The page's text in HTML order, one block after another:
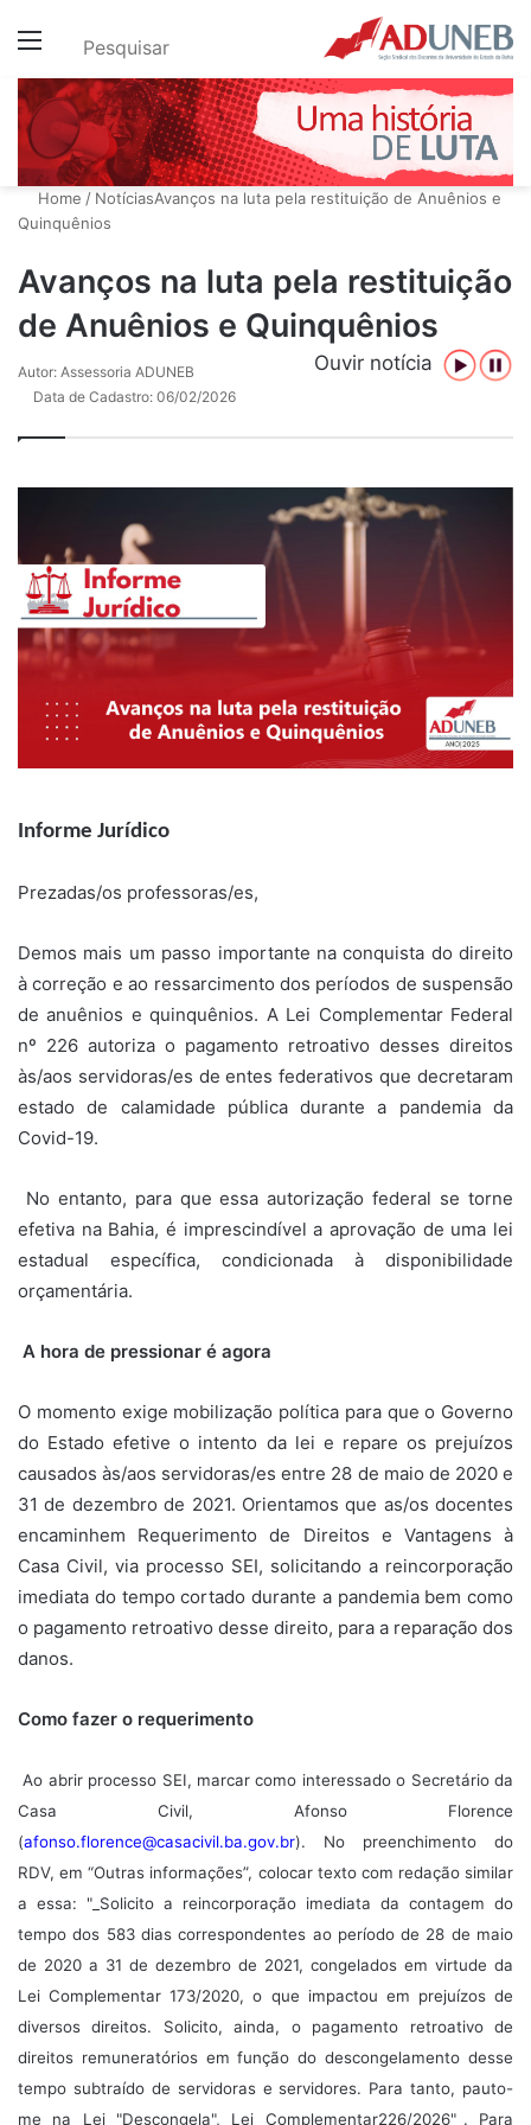
Menu Pesquisar
Home / NotíciasAvanços na luta pela restituição de Anuênios e
Quinquênios
Avanços na luta pela restituição
de Anuênios e Quinquênios
Ouvir notícia
Autor: Assessoria ADUNEB
Data de Cadastro: 06/02/2026
Informe Jurídico
Prezadas/os professoras/es,
Demos mais um passo importante na conquista do direito
à correção e ao ressarcimento dos períodos de suspensão
de anuênios e quinquênios. A Lei Complementar Federal
nº 226 autoriza o pagamento retroativo desses direitos
às/aos servidoras/es de entes federativos que decretaram
estado de calamidade pública durante a pandemia da
Covid-19.
No entanto, para que essa autorização federal se torne
efetiva na Bahia, é imprescindível a aprovação de uma lei
estadual específica, condicionada à disponibilidade
orçamentária.
A hora de pressionar é agora
O momento exige mobilização política para que o Governo
do Estado efetive o intento da lei e repare os prejuízos
causados às/aos servidoras/es entre 28 de maio de 2020 e
31 de dezembro de 2021. Orientamos que as/os docentes
encaminhem Requerimento de Direitos e Vantagens à
Casa Civil, via processo SEI, solicitando a reincorporação
imediata do tempo cortado durante a pandemia bem como
o pagamento retroativo desse direito, para a reparação dos
danos.
Como fazer o requerimento
Ao abrir processo SEI, marcar como interessado o Secretário da
Casa Civil, Afonso Florence
(afonso.florence@casacivil.ba.gov.br). No preenchimento do
RDV, em “Outras informações”, colocar texto com redação similar
a essa: "_Solicito a reincorporação imediata da contagem do
tempo dos 583 dias correspondentes ao período de 28 de maio
de 2020 a 31 de dezembro de 2021, congelados em virtude da
Lei Complementar 173/2020, o que impactou em prejuízos de
diversos direitos. Solicito, ainda, o pagamento retroativo de
direitos remuneratórios em função do descongelamento desse
tempo subtraído de servidoras e servidores. Para tanto, pauto-
me na Lei "Descongela", Lei Complementar226/2026"_. Para